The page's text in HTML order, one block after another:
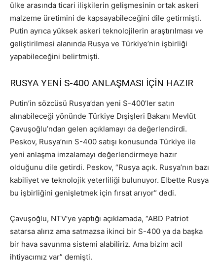
ülke arasında ticari ilişkilerin gelişmesinin ortak askeri
malzeme üretimini de kapsayabileceğini dile getirmişti.
Putin ayrıca yüksek askeri teknolojilerin araştırılması ve
geliştirilmesi alanında Rusya ve Türkiye’nin işbirliği
yapabileceğini belirtmişti.
RUSYA YENİ S-400 ANLAŞMASI İÇİN HAZIR
Putin’in sözcüsü Rusya’dan yeni S-400’ler satın
alınabileceği yönünde Türkiye Dışişleri Bakanı Mevlüt
Çavuşoğlu’ndan gelen açıklamayı da değerlendirdi.
Peskov, Rusya’nın S-400 satışı konusunda Türkiye ile
yeni anlaşma imzalamayı değerlendirmeye hazır
olduğunu dile getirdi. Peskov, “Rusya açık. Rusya’nın bazı
kabiliyet ve teknolojik yeterliliği bulunuyor. Elbette Rusya
bu işbirliğini genişletmek için fırsat arıyor” dedi.
Çavuşoğlu, NTV’ye yaptığı açıklamada, “ABD Patriot
satarsa alırız ama satmazsa ikinci bir S-400 ya da başka
bir hava savunma sistemi alabiliriz. Ama bizim acil
ihtiyacımız var” demişti.